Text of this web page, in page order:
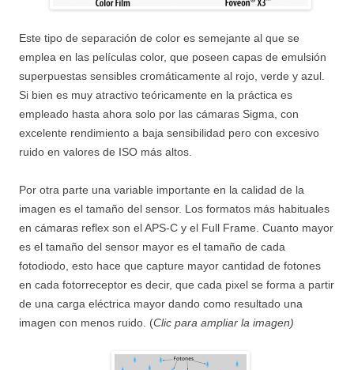
Este tipo de separación de color es semejante al que se
emplea en las películas color, que poseen capas de emulsión
superpuestas sensibles cromáticamente al rojo, verde y azul.
Si bien es muy atractivo teóricamente en la práctica es
empleado hasta ahora solo por las cámaras Sigma, con
excelente rendimiento a baja sensibilidad pero con excesivo
ruido en valores de ISO más altos.
Por otra parte una variable importante en la calidad de la
imagen es el tamaño del sensor. Los formatos más habituales
en cámaras reflex son el APS-C y el Full Frame. Cuanto mayor
es el tamaño del sensor mayor es el tamaño de cada
fotodiodo, esto hace que capture mayor cantidad de fotones
en cada fotorreceptor es decir, que cada pixel se forma a partir
de una carga eléctrica mayor dando como resultado una
imagen con menos ruido. (Clic para ampliar la imagen)